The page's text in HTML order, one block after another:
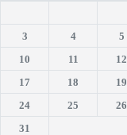
3
4 5
10
11 12
17
18 19
24
25 26
31